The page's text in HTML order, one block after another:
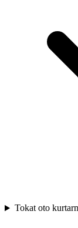
Tokat oto